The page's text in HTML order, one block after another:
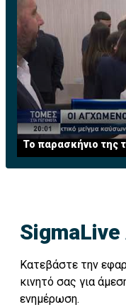
Το παρασκήνιο της
SigmaLive
Κατεβάστε την
κινητό σας για
ενημέρωση.